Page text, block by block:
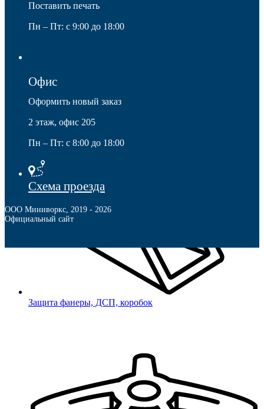
Защита фанеры, ДСП, коробок
Поставить печать
Пн – Пт: с 9:00 до 18:00
Офис
Оформить новый заказ
2 этаж, офис 205
Пн – Пт: с 8:00 до 18:00
Схема проезда
ООО Миниворкс, 2019 - 2026
Официальный сайт